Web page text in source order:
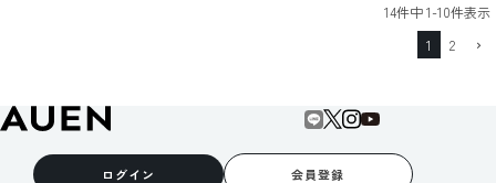
14件中1-10件表示
1
2
ログイン 会員登録